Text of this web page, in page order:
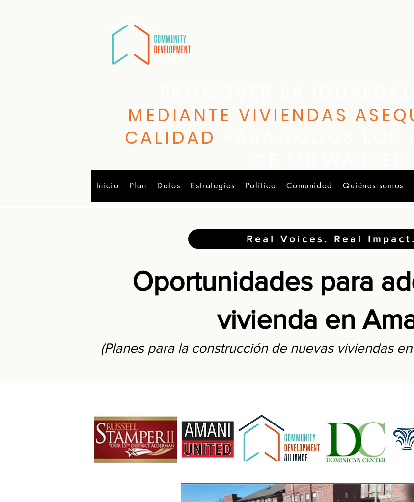
MEDIANTE VIVIENDAS
CALIDAD
Inicio Plan Datos Estrategias Política Comunidad Quiénes somos
Real Voices. Real Impact.
Oportunidades para
vivienda en
(Planes para la construcción de nuevas viviendas